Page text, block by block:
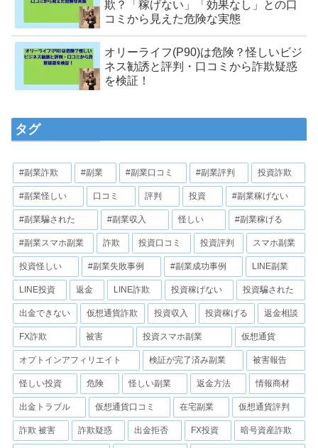
欺？「稼げない」「効果なし」との口
コミから見えた危険な実態
オリーライフ(P90)は危険？怪しいビジ
ネス勧誘と評判・口コミから詐欺疑惑
を検証！
タグ
#副業詐欺 #副業 #副業口コミ #副業評判 投資詐欺
#副業怪しい 口コミ 評判 投資 #副業稼げない
#副業騙された #副業収入 怪しい #副業稼げる
#副業スマホ副業 詐欺 投資口コミ 投資評判 スマホ副業
投資怪しい #副業失敗事例 #副業成功事例 LINE副業
LINE投資 返金 LINE詐欺 投資稼げない 投資騙された
出金できない 仮想通貨詐欺 投資収入 投資稼げる 返金相談
FX詐欺 被害 投資スマホ副業 仮想通貨
オプトインアフィリエイト 検証が完了済み副業 被害報告
怪しい投資 危険 怪しい副業 返金方法 情報商材
出金トラブル 仮想通貨口コミ 在宅副業 仮想通貨評判
詐欺 被害 詐欺疑惑 出金拒否 FX投資 暗号資産詐欺